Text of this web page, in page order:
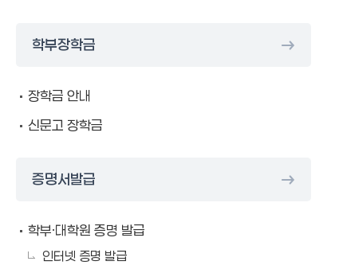
학부장학금
장학금 안내
신문고 장학금
증명서발급
학부·대학원 증명 발급
인터넷 증명 발급